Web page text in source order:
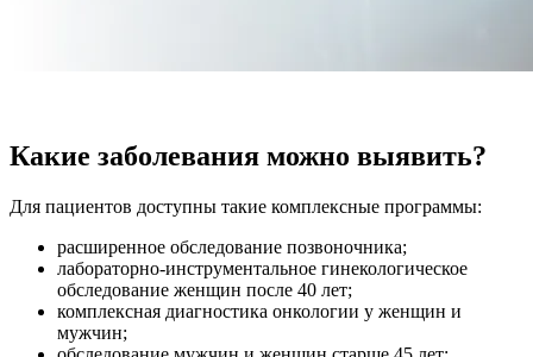
Какие заболевания можно выявить?
Для пациентов доступны такие комплексные программы:
расширенное обследование позвоночника;
лабораторно-инструментальное гинекологическое
обследование женщин после 40 лет;
комплексная диагностика онкологии у женщин и
мужчин;